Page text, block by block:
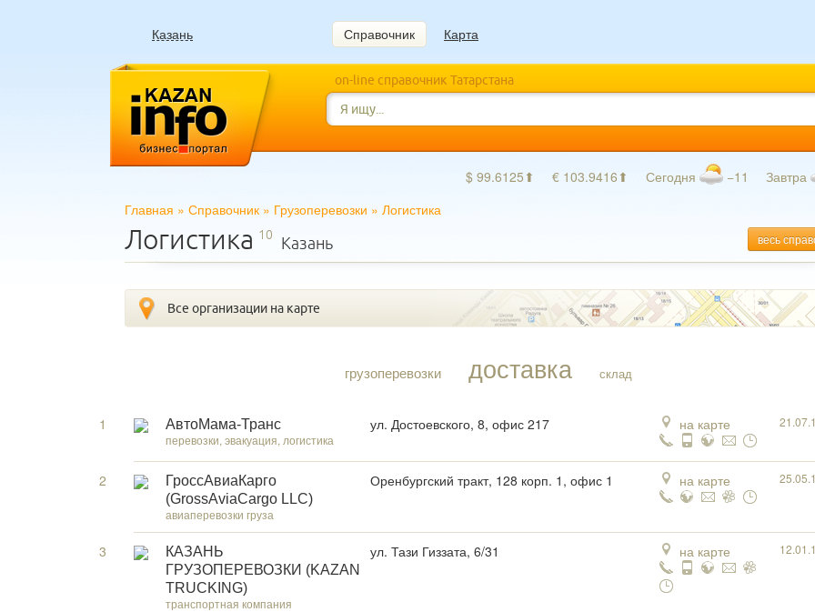
Казань Справочник Карта
on-line справочник Татарстана
$ 99.6125⬆ € 103.9416⬆ Сегодня −11 Завтра
Главная » Справочник » Грузоперевозки » Логистика
весь
Логистика 10 Казань
Все организации на карте
грузоперевозки доставка склад
1
АвтоМама-Транс
перевозки, эвакуация, логистика
ул. Достоевского, 8, офис 217 на карте
2
ГроссАвиаКарго
(GrossAviaCargo LLC)
авиаперевозки груза
Оренбургский тракт, 128 корп. 1, офис 1 на карте
3
КАЗАНЬ
ГРУЗОПЕРЕВОЗКИ (KAZAN
TRUCKING)
транспортная компания
ул. Тази Гиззата, 6/31 на карте